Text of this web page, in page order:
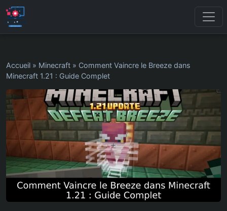
Accueil » Minecraft » Comment Vaincre le Breeze dans
Minecraft 1.21 : Guide Complet